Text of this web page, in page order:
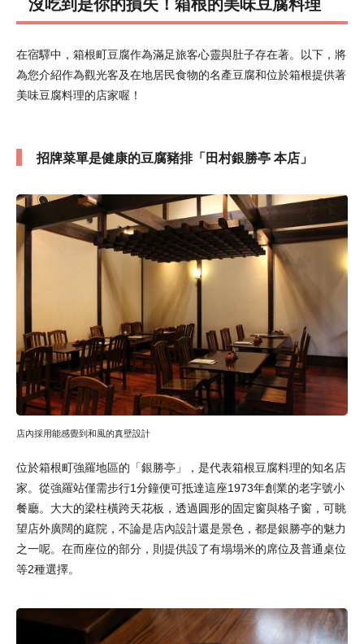
沒吃到是你的損失！箱根的美味豆腐料理
在宿驛中，箱根町豆腐作為滿足旅客心靈與肚子存在著。以下，將
為您介紹作為觀光客及在地居民食物的名產豆腐和位於箱根提供著
美味豆腐料理的店家喔！
招牌菜單是健康的豆腐豬排「田村銀勝亭 本店」
店內採用能感覺到和風的真壁設計
位於箱根町強羅地區的「銀勝亭」，是代表箱根豆腐料理的知名店
家。從強羅站僅需步行1分鐘便可抵達這座1973年創業的老字號小
餐廳。大大的梁柱橫跨天花板，透過圓形的固定窗與格子窗，可眺
望店外廣闊的庭院，不論是店內設計還是景色，都是銀勝亭的魅力
之一呢。在而座位的部分，則提供設了有塌塌米的席位及普通桌位
等2種選擇。